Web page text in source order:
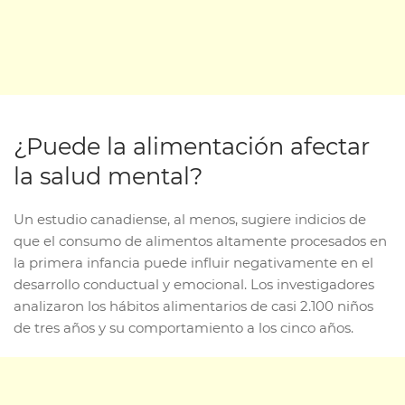
¿Puede la alimentación afectar
la salud mental?
Un estudio canadiense, al menos, sugiere indicios de
que el consumo de alimentos altamente procesados en
la primera infancia puede influir negativamente en el
desarrollo conductual y emocional. Los investigadores
analizaron los hábitos alimentarios de casi 2.100 niños
de tres años y su comportamiento a los cinco años.